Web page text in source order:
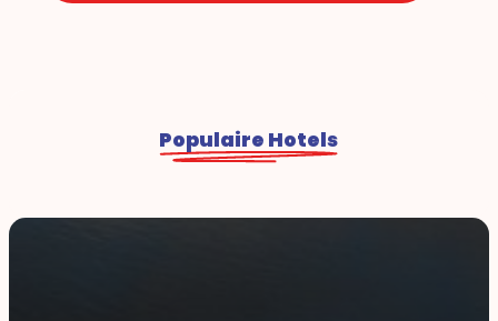
Populaire Hotels